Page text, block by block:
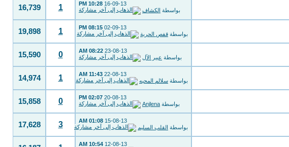
16-09-13
10:28 PM
بواسطة الكشاف 1
16,739
02-09-13
08:15 PM
بواسطة قفص الحرية 1
19,898
23-08-13
08:22 AM
بواسطة عبير الآل 0
15,590
22-08-13
11:43 AM
بواسطة سلالم المحبه 1
14,974
20-08-13
02:07 PM
بواسطة Anjlena
0
15,858
15-08-13
01:08 AM
بواسطة القلب السليم 3
17,628
12-08-13
10:54 AM